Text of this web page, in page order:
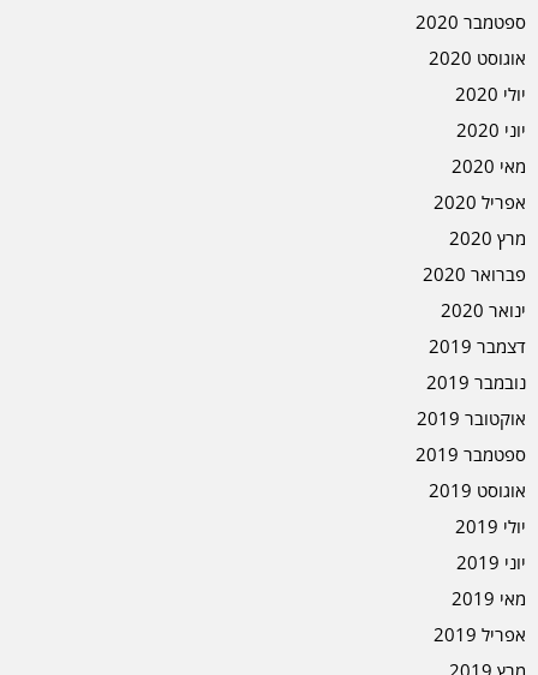
ספטמבר 2020
אוגוסט 2020
יולי 2020
יוני 2020
מאי 2020
אפריל 2020
מרץ 2020
פברואר 2020
ינואר 2020
דצמבר 2019
נובמבר 2019
אוקטובר 2019
ספטמבר 2019
אוגוסט 2019
יולי 2019
יוני 2019
מאי 2019
אפריל 2019